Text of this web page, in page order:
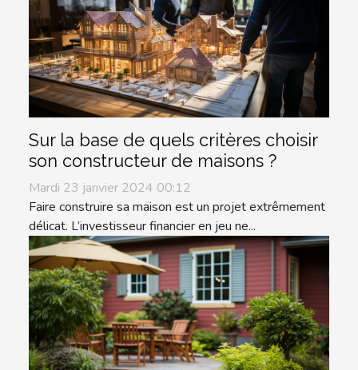
Sur la base de quels critères choisir
son constructeur de maisons ?
Mardi 23 janvier 2024 00:12
Faire construire sa maison est un projet extrêmement
délicat. L’investisseur financier en jeu ne...